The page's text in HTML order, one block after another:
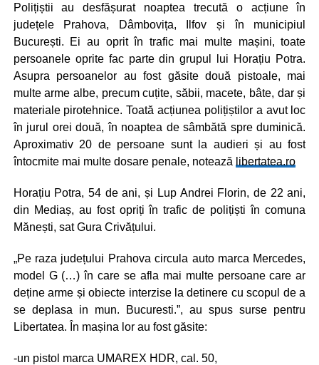
Polițiștii au desfășurat noaptea trecută o acțiune în
județele Prahova, Dâmbovița, Ilfov și în municipiul
București. Ei au oprit în trafic mai multe mașini, toate
persoanele oprite fac parte din grupul lui Horațiu Potra.
Asupra persoanelor au fost găsite două pistoale, mai
multe arme albe, precum cuțite, săbii, macete, bâte, dar și
materiale pirotehnice. Toată acțiunea polițiștilor a avut loc
în jurul orei două, în noaptea de sâmbătă spre duminică.
Aproximativ 20 de persoane sunt la audieri și au fost
întocmite mai multe dosare penale, notează libertatea.ro
Horațiu Potra, 54 de ani, și Lup Andrei Florin, de 22 ani,
din Mediaș, au fost opriți în trafic de polițiști în comuna
Mănești, sat Gura Crivățului.
„Pe raza județului Prahova circula auto marca Mercedes,
model G (…) în care se afla mai multe persoane care ar
deține arme și obiecte interzise la detinere cu scopul de a
se deplasa in mun. Bucuresti.”, au spus surse pentru
Libertatea. În mașina lor au fost găsite:
-un pistol marca UMAREX HDR, cal. 50,